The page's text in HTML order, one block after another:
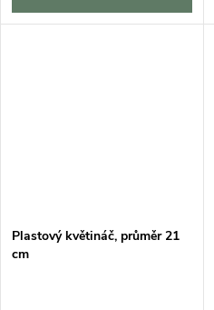
Plastový květináč, průměr 21
cm